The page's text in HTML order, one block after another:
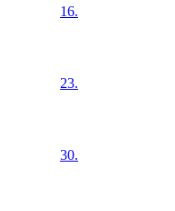
16.
23.
30.